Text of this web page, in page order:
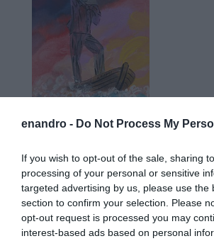
enandro - Do Not Process My
If you wish to opt-out of the sale, sharing
processing of your personal or sensitive
targeted advertising by us, please use the
section to confirm your selection. Please
opt-out request is processed you may
interest-based ads based on personal
Προτεινόμενα άρθρα